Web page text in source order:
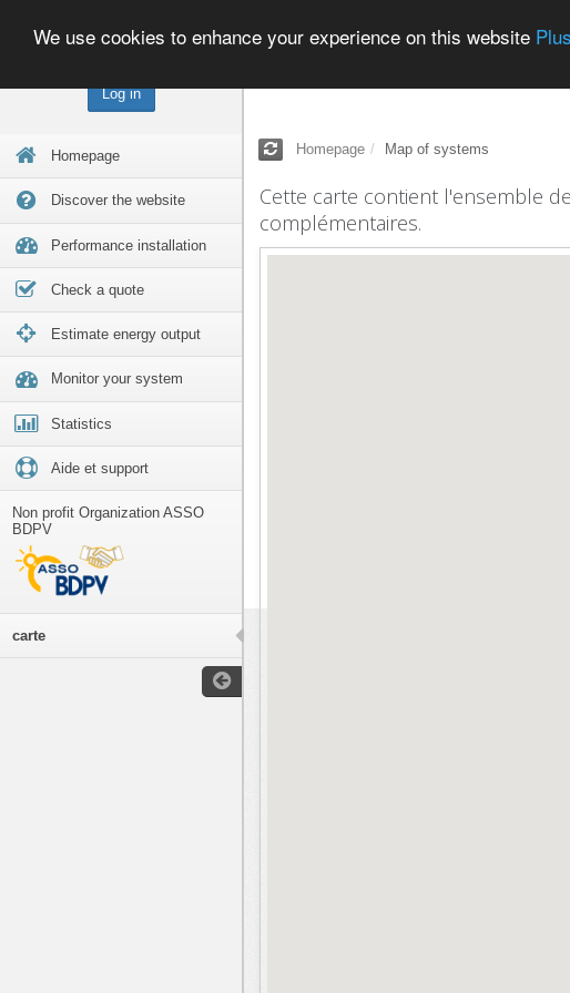
Log in
Homepage
Discover the website
Performance installation
Check a quote
Estimate energy output
Monitor your system
Statistics
Aide et support
Non profit Organization ASSO
BDPV
carte
We use cookies to enhance your experience on this website
Homepage Map of systems
Cette carte contient l'ensemble
complémentaires.